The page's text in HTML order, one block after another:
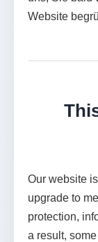
Website
Our website
upgrade to
protection,
a result,